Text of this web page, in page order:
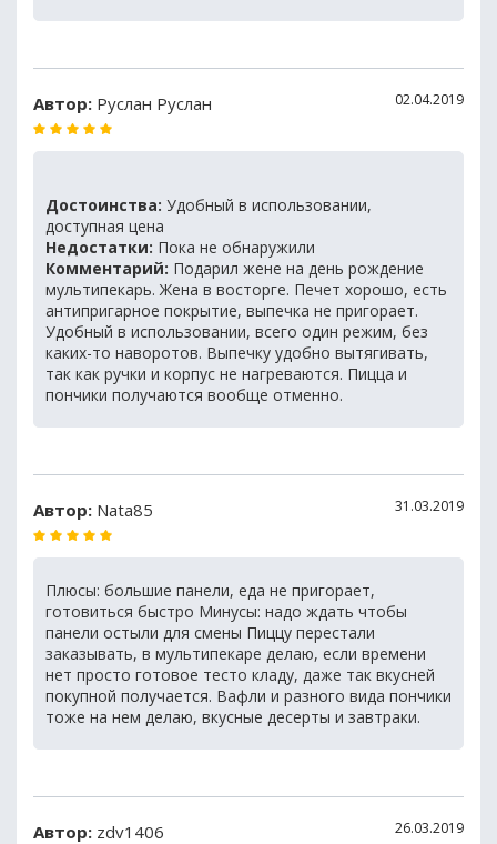
Автор: Руслан Руслан 02.04.2019
Достоинства: Удобный в использовании,
доступная цена
Недостатки: Пока не обнаружили
Комментарий: Подарил жене на день рождение
мультипекарь. Жена в восторге. Печет хорошо, есть
антипригарное покрытие, выпечка не пригорает.
Удобный в использовании, всего один режим, без
каких-то наворотов. Выпечку удобно вытягивать,
так как ручки и корпус не нагреваются. Пицца и
пончики получаются вообще отменно.
Автор: Nata85 31.03.2019
Плюсы: большие панели, еда не пригорает,
готовиться быстро Минусы: надо ждать чтобы
панели остыли для смены Пиццу перестали
заказывать, в мультипекаре делаю, если времени
нет просто готовое тесто кладу, даже так вкусней
покупной получается. Вафли и разного вида пончики
тоже на нем делаю, вкусные десерты и завтраки.
Автор: zdv1406 26.03.2019